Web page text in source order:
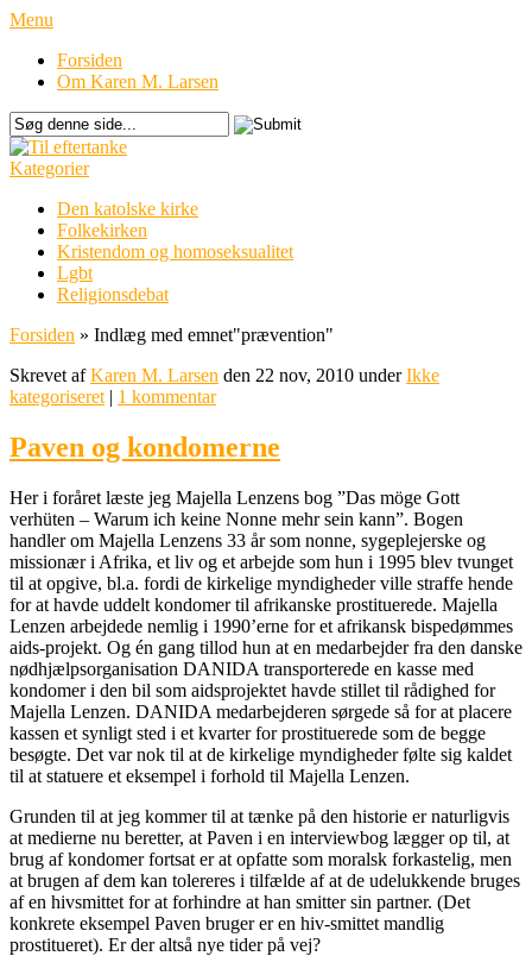
Menu
Forsiden
Om Karen M. Larsen
Kategorier
Den katolske kirke
Folkekirken
Kristendom og homoseksualitet
Lgbt
Religionsdebat
Forsiden » Indlæg med emnet"prævention"
Skrevet afKaren M. Larsen den 22 nov, 2010 underIkke
kategoriseret | 1 kommentar
Paven og kondomerne
Her i foråret læste jeg Majella Lenzens bog ”Das möge Gott
verhüten – Warum ich keine Nonne mehr sein kann”. Bogen
handler om Majella Lenzens 33 år som nonne, sygeplejerske og
missionær i Afrika, et liv og et arbejde som hun i 1995 blev tvunget
til at opgive, bl.a. fordi de kirkelige myndigheder ville straffe hende
for at havde uddelt kondomer til afrikanske prostituerede. Majella
Lenzen arbejdede nemlig i 1990’erne for et afrikansk bispedømmes
aids-projekt. Og én gang tillod hun at en medarbejder fra den danske
nødhjælpsorganisation DANIDA transporterede en kasse med
kondomer i den bil som aidsprojektet havde stillet til rådighed for
Majella Lenzen. DANIDA medarbejderen sørgede så for at placere
kassen et synligt sted i et kvarter for prostituerede som de begge
besøgte. Det var nok til at de kirkelige myndigheder følte sig kaldet
til at statuere et eksempel i forhold til Majella Lenzen.
Grunden til at jeg kommer til at tænke på den historie er naturligvis
at medierne nu beretter, at Paven i en interviewbog lægger op til, at
brug af kondomer fortsat er at opfatte som moralsk forkastelig, men
at brugen af dem kan tolereres i tilfælde af at de udelukkende bruges
af en hivsmittet for at forhindre at han smitter sin partner. (Det
konkrete eksempel Paven bruger er en hiv-smittet mandlig
prostitueret). Er der altså nye tider på vej?